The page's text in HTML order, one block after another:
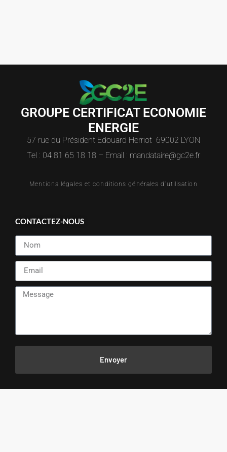
GROUPE CERTIFICAT ECONOMIE
ENERGIE
57 rue du Président Edouard Herriot 69002 LYON
Tel : 04 81 65 18 18 – Email : mandataire@gc2e.fr
Mentions légales et conditions générales d'utilisation
CONTACTEZ-NOUS
Envoyer